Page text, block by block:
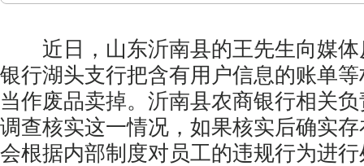
近日，山东沂南县的王先生向媒体
银行湖头支行把含有用户信息的账单
当作废品卖掉。沂南县农商银行相关
调查核实这一情况，如果核实后确实
会根据内部制度对员工的违规行为进